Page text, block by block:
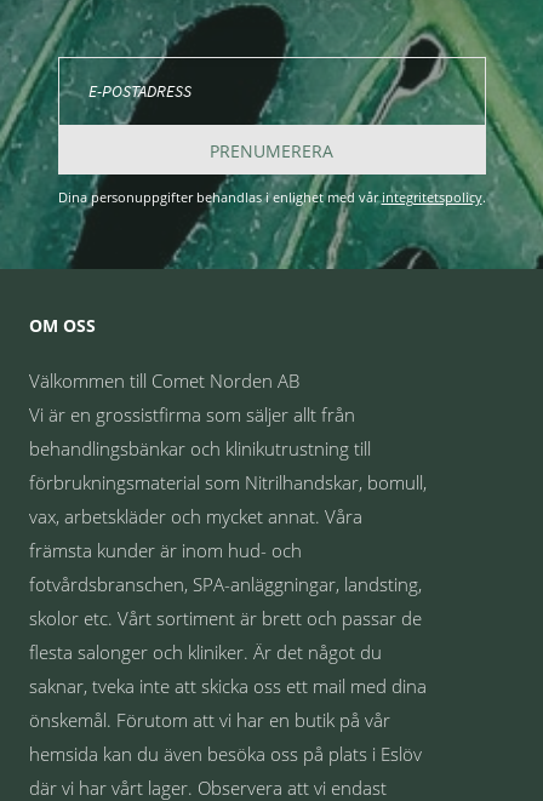
PRENUMERERA
Dina personuppgifter behandlas i enlighet med vårintegritetspolicy.
OM OSS
Välkommen till Comet Norden AB
Vi är en grossistfirma som säljer allt från
behandlingsbänkar och klinikutrustning till
förbrukningsmaterial som Nitrilhandskar, bomull,
vax, arbetskläder och mycket annat. Våra
främsta kunder är inom hud- och
fotvårdsbranschen, SPA-anläggningar, landsting,
skolor etc. Vårt sortiment är brett och passar de
flesta salonger och kliniker. Är det något du
saknar, tveka inte att skicka oss ett mail med dina
önskemål. Förutom att vi har en butik på vår
hemsida kan du även besöka oss på plats i Eslöv
där vi har vårt lager. Observera att vi endast